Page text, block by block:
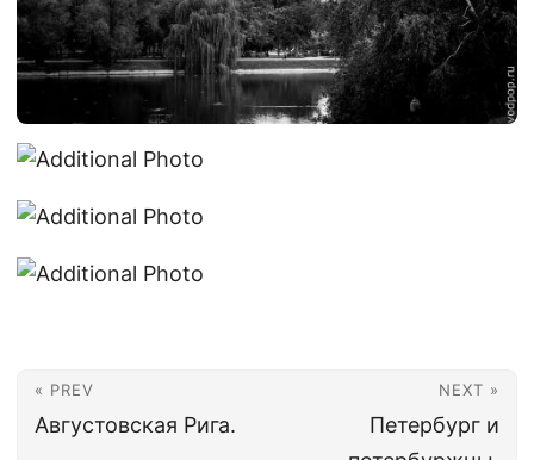
« PREV
Августовская Рига.
NEXT »
Петербург и